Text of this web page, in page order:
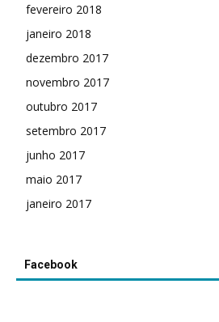
fevereiro 2018
janeiro 2018
dezembro 2017
novembro 2017
outubro 2017
setembro 2017
junho 2017
maio 2017
janeiro 2017
Facebook